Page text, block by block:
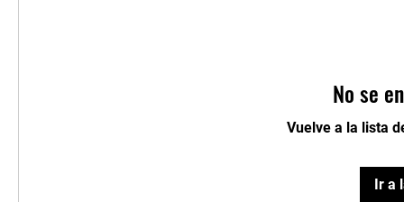
No se
Vuelve a la lista
Ir a